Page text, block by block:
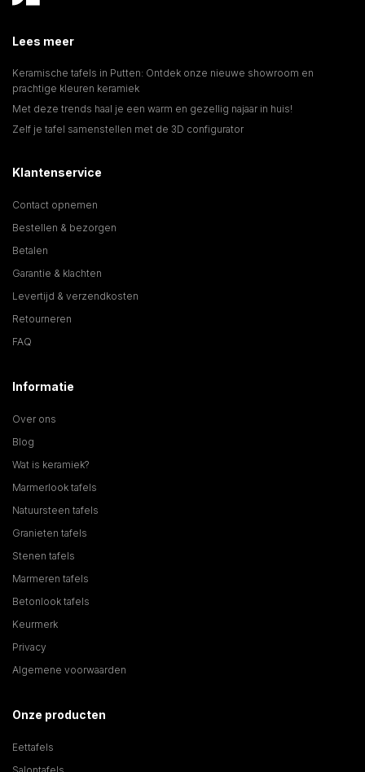
Lees meer
Keramische tafels in Putten: Ontdek onze nieuwe showroom en
prachtige kleuren keramiek
Met deze trends haal je een warm en gezellig najaar in huis!
Zelf je tafel samenstellen met de 3D configurator
Klantenservice
Contact opnemen
Bestellen & bezorgen
Betalen
Garantie & klachten
Levertijd & verzendkosten
Retourneren
FAQ
Informatie
Over ons
Blog
Wat is keramiek?
Marmerlook tafels
Natuursteen tafels
Granieten tafels
Stenen tafels
Marmeren tafels
Betonlook tafels
Keurmerk
Privacy
Algemene voorwaarden
Onze producten
Eettafels